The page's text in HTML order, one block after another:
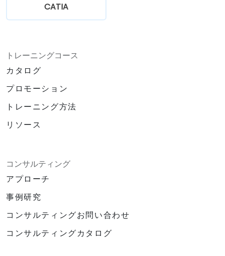
CATIA
トレーニングコース
カタログ
プロモーション
トレーニング方法
リソース
コンサルティング
アプローチ
事例研究
コンサルティングお問い合わせ
コンサルティングカタログ